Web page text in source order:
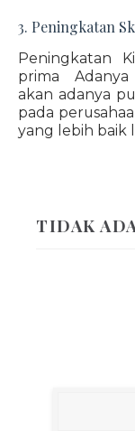
3. Peningkatan
Peningkatan
prima Adanya
akan adanya
pada
yang lebih baik
TIDAK